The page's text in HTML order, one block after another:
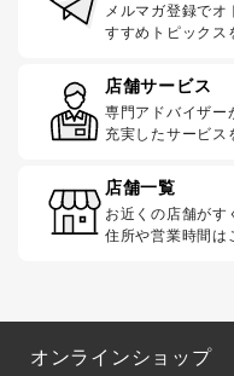
メルマガ登録で
すすめトピックス
店舗サービス
専門アドバイザー
充実したサービス
店舗一覧
お近くの店舗がす
住所や営業時間は
オンラインショップ